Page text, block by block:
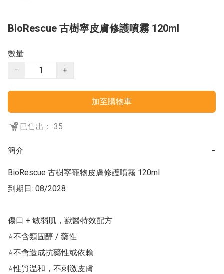
BioRescue 古樹寧皮膚修護噴霧 120ml
數量
−
+
加至購物車
已售出： 35
簡介 −
BioRescue 古樹寧寵物皮膚修護噴霧 120ml
到期日: 08/2028
傷口 + 敏弱肌，獸醫特效配方
⭐不含類固醇 / 藥性
⭐不會造成抗藥性或依賴
⭐性質温和，不刺激皮膚